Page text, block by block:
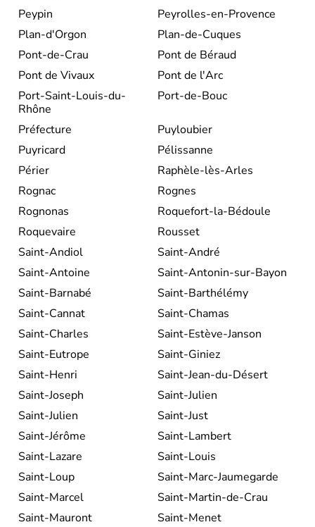
Peypin
Peyrolles-en-Provence
Plan-d'Orgon
Plan-de-Cuques
Pont-de-Crau
Pont de Béraud
Pont de Vivaux
Pont de l'Arc
Port-Saint-Louis-du-
Rhône
Port-de-Bouc
Préfecture
Puyloubier
Puyricard
Pélissanne
Périer
Raphèle-lès-Arles
Rognac
Rognes
Rognonas
Roquefort-la-Bédoule
Roquevaire
Rousset
Saint-Andiol
Saint-André
Saint-Antoine
Saint-Antonin-sur-Bayon
Saint-Barnabé
Saint-Barthélémy
Saint-Cannat
Saint-Chamas
Saint-Charles
Saint-Estève-Janson
Saint-Eutrope
Saint-Giniez
Saint-Henri
Saint-Jean-du-Désert
Saint-Joseph
Saint-Julien
Saint-Julien
Saint-Just
Saint-Jérôme
Saint-Lambert
Saint-Lazare
Saint-Louis
Saint-Loup
Saint-Marc-Jaumegarde
Saint-Marcel
Saint-Martin-de-Crau
Saint-Mauront
Saint-Menet